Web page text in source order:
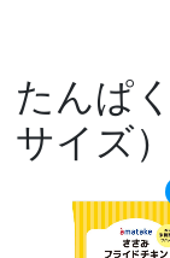
たんぱ
サイズ）